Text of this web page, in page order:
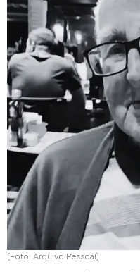
(Foto: Arquivo Pessoal)